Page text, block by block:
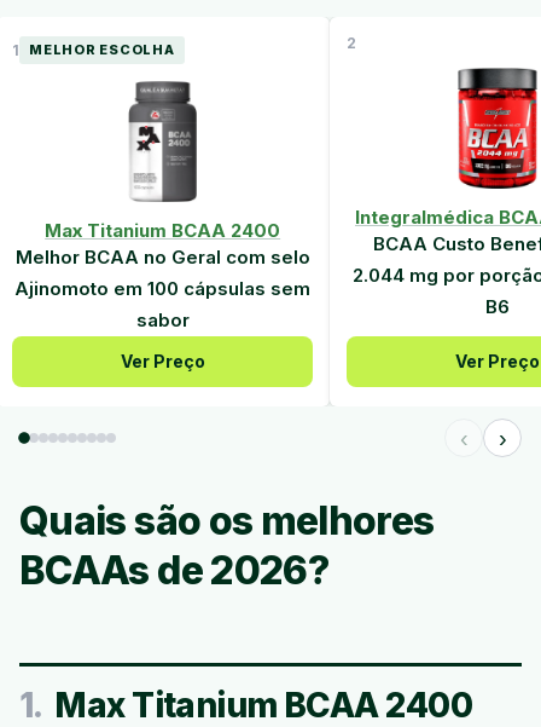
1 MELHOR ESCOLHA
Max Titanium BCAA 2400
Melhor BCAA no Geral com selo
Ajinomoto em 100 cápsulas sem
sabor
Ver Preço
2
Integralmédica
BCAA Custo
2.044 mg por
B6
Ver Preço
‹ ›
Quais são os melhores
BCAAs de 2026?
1. Max Titanium BCAA 2400